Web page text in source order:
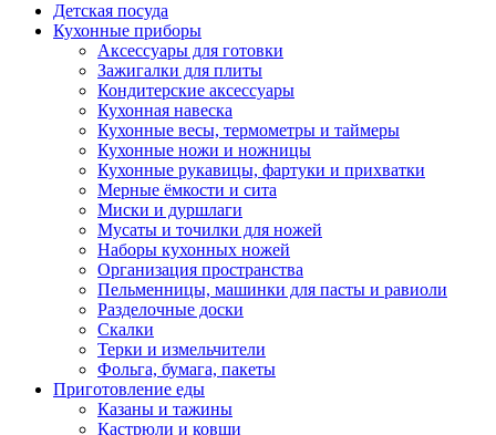
Детская посуда
Кухонные приборы
Аксессуары для готовки
Зажигалки для плиты
Кондитерские аксессуары
Кухонная навеска
Кухонные весы, термометры и таймеры
Кухонные ножи и ножницы
Кухонные рукавицы, фартуки и прихватки
Мерные ёмкости и сита
Миски и дуршлаги
Мусаты и точилки для ножей
Наборы кухонных ножей
Организация пространства
Пельменницы, машинки для пасты и равиоли
Разделочные доски
Скалки
Терки и измельчители
Фольга, бумага, пакеты
Приготовление еды
Казаны и тажины
Кастрюли и ковши